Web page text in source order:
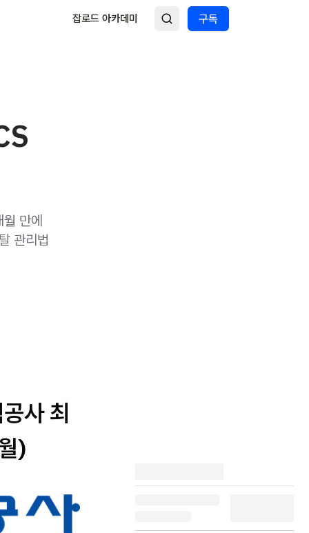
잡로드 아카데미 구독
만에
관리법
사 최
)